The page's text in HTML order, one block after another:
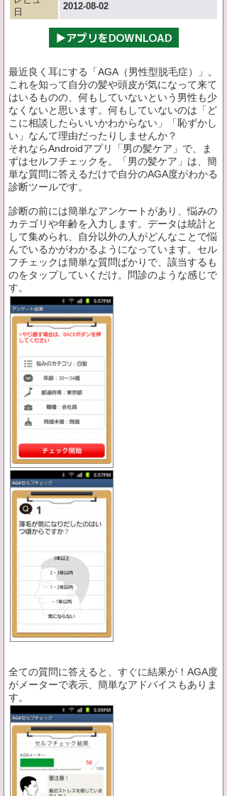
日
2012-08-02
最近良く耳にする「AGA（男性型脱毛症）」。
これを知って自分の髪や頭皮が気になって来て
はいるものの、何もしていないという男性も少
なくないと思います。何もしていないのは「ど
こに相談したらいいかわからない」「恥ずかし
い」なんて理由だったりしませんか？
それならAndroidアプリ「男の髪ケア」で、ま
ずはセルフチェックを。「男の髪ケア」は、簡
単な質問に答えるだけで自分のAGA度がわかる
診断ツールです。
診断の前には簡単なアンケートがあり、悩みの
カテゴリや年齢を入力します。データは統計と
して集められ、自分以外の人がどんなことで悩
んでいるかがわかるようになっています。セル
フチェックは簡単な質問ばかりで、該当するも
のをタップしていくだけ。問診のような感じで
す。
全ての質問に答えると、すぐに結果が！AGA度
がメーターで表示、簡単なアドバイスもありま
す。